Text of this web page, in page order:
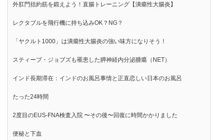
外肛門括約筋を鍛えよう！直腸トレーニング【潰瘍性大腸炎】
レクタブルを飛行機に持ち込みOK？NG？
「ヤクルト1000」は潰瘍性大腸炎の強い味方になりそう！
スティーブ・ジョブズも罹患した膵神経内分泌腫瘍（NET）
インド長期滞在：インドのお風呂事情と正直恋しい日本のお風呂
たった24時間
2度目のEUS-FNA検査入院 〜その後〜回復に時間かかりました
便秘と下血